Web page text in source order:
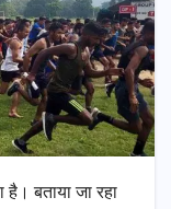
बताया जा रहा